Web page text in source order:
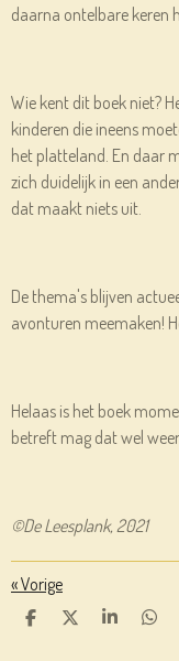
daarna ontelbare keren
Wie kent dit boek niet?
kinderen die ineens
het platteland. En daar
zich duidelijk in een
dat maakt niets uit.
De thema's blijven
avonturen meemaken!
Helaas is het boek
betreft mag dat wel
©De Leesplank, 2021
«Vorige
D
D
S
D